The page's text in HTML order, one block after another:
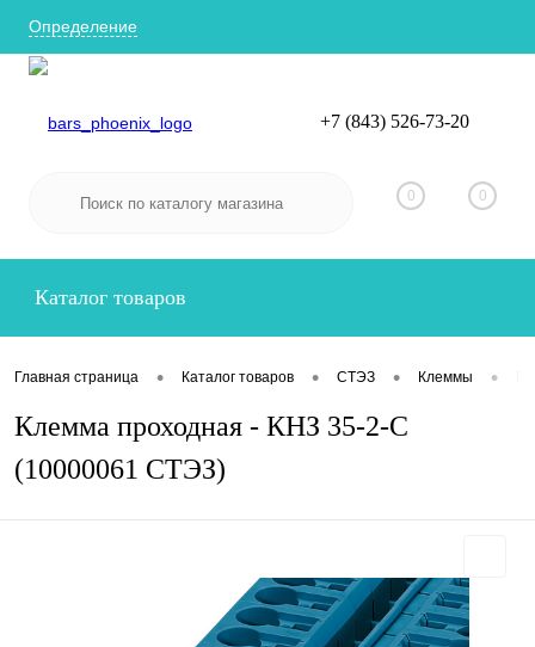
Определение
Вход
+7 (843) 526-73-20
0 0
Каталог товаров
Главная страница • Каталог товаров • СТЭЗ • Клеммы •
Клемма проходная - КНЗ 35-2-С
(10000061 СТЭЗ)